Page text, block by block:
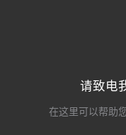
请致电
在这里可以帮助